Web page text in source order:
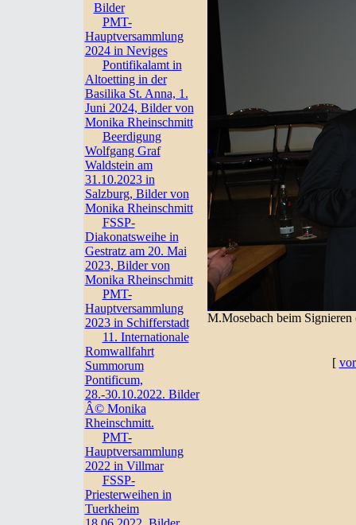
Bilder
PMT-
Hauptversammlung
2024 in Neviges
Pontifikalamt in
Altoetting in der
Basilika St. Anna, 1.
Juni 2024, Bilder von
Monika Rheinschmitt
Beerdigung
Wolfgang Graf
Waldstein am
31.10.2023 in
Salzburg, Bilder von
Monika Rheinschmitt
FSSP-
Diakonatsweihe in
Gestratz am 20. Mai
2023, Bilder von
Monika Rheinschmitt
PMT-
Hauptversammlung
2023 in Schifferstadt
11. Internationale
Romwallfahrt
Summorum
Pontificum,
28.-30.10.2022. Bilder
Â© Monika
Rheinschmitt.
PMT-
Hauptversammlung
2022 in Villmar
FSSP-
Priesterweihen in
Tuerkheim
M.Mosebach beim
[